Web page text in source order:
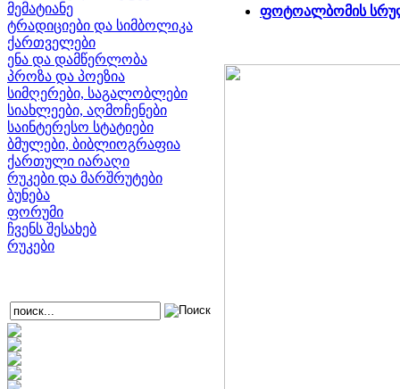
მემატიანე
ტრადიციები და სიმბოლიკა
ქართველები
ენა და დამწერლობა
პროზა და პოეზია
სიმღერები, საგალობლები
სიახლეები, აღმოჩენები
საინტერესო სტატიები
ბმულები, ბიბლიოგრაფია
ქართული იარაღი
რუკები და მარშრუტები
ბუნება
ფორუმი
ჩვენს შესახებ
რუკები
ფოტოალბომის